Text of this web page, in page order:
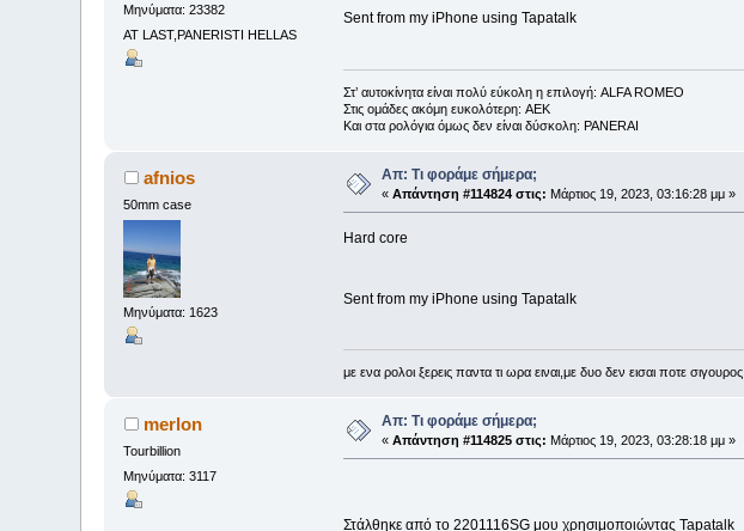
Μηνύματα: 23382
AT LAST,PANERISTI HELLAS
Sent from my iPhone using Tapatalk
Στ’ αυτοκίνητα είναι πολύ εύκολη η επιλογή: ALFA ROMEO
Στις ομάδες ακόμη ευκολότερη: AEK
Kαι στα ρολόγια όμως δεν είναι δύσκολη: PANERAI
afnios
50mm case
Μηνύματα: 1623
Απ: Τι φοράμε σήμερα;
«Απάντηση #114824 στις: Μάρτιος 19, 2023, 03:16:28 μμ »
Hard core
Sent from my iPhone using Tapatalk
με ενα ρολοι ξερεις παντα τι ωρα ειναι,με δυο δεν εισαι ποτε σιγουρος
merlon
Tourbillion
Μηνύματα: 3117
Απ: Τι φοράμε σήμερα;
«Απάντηση #114825 στις: Μάρτιος 19, 2023, 03:28:18 μμ »
Στάλθηκε από το 2201116SG μου χρησιμοποιώντας Tapatalk